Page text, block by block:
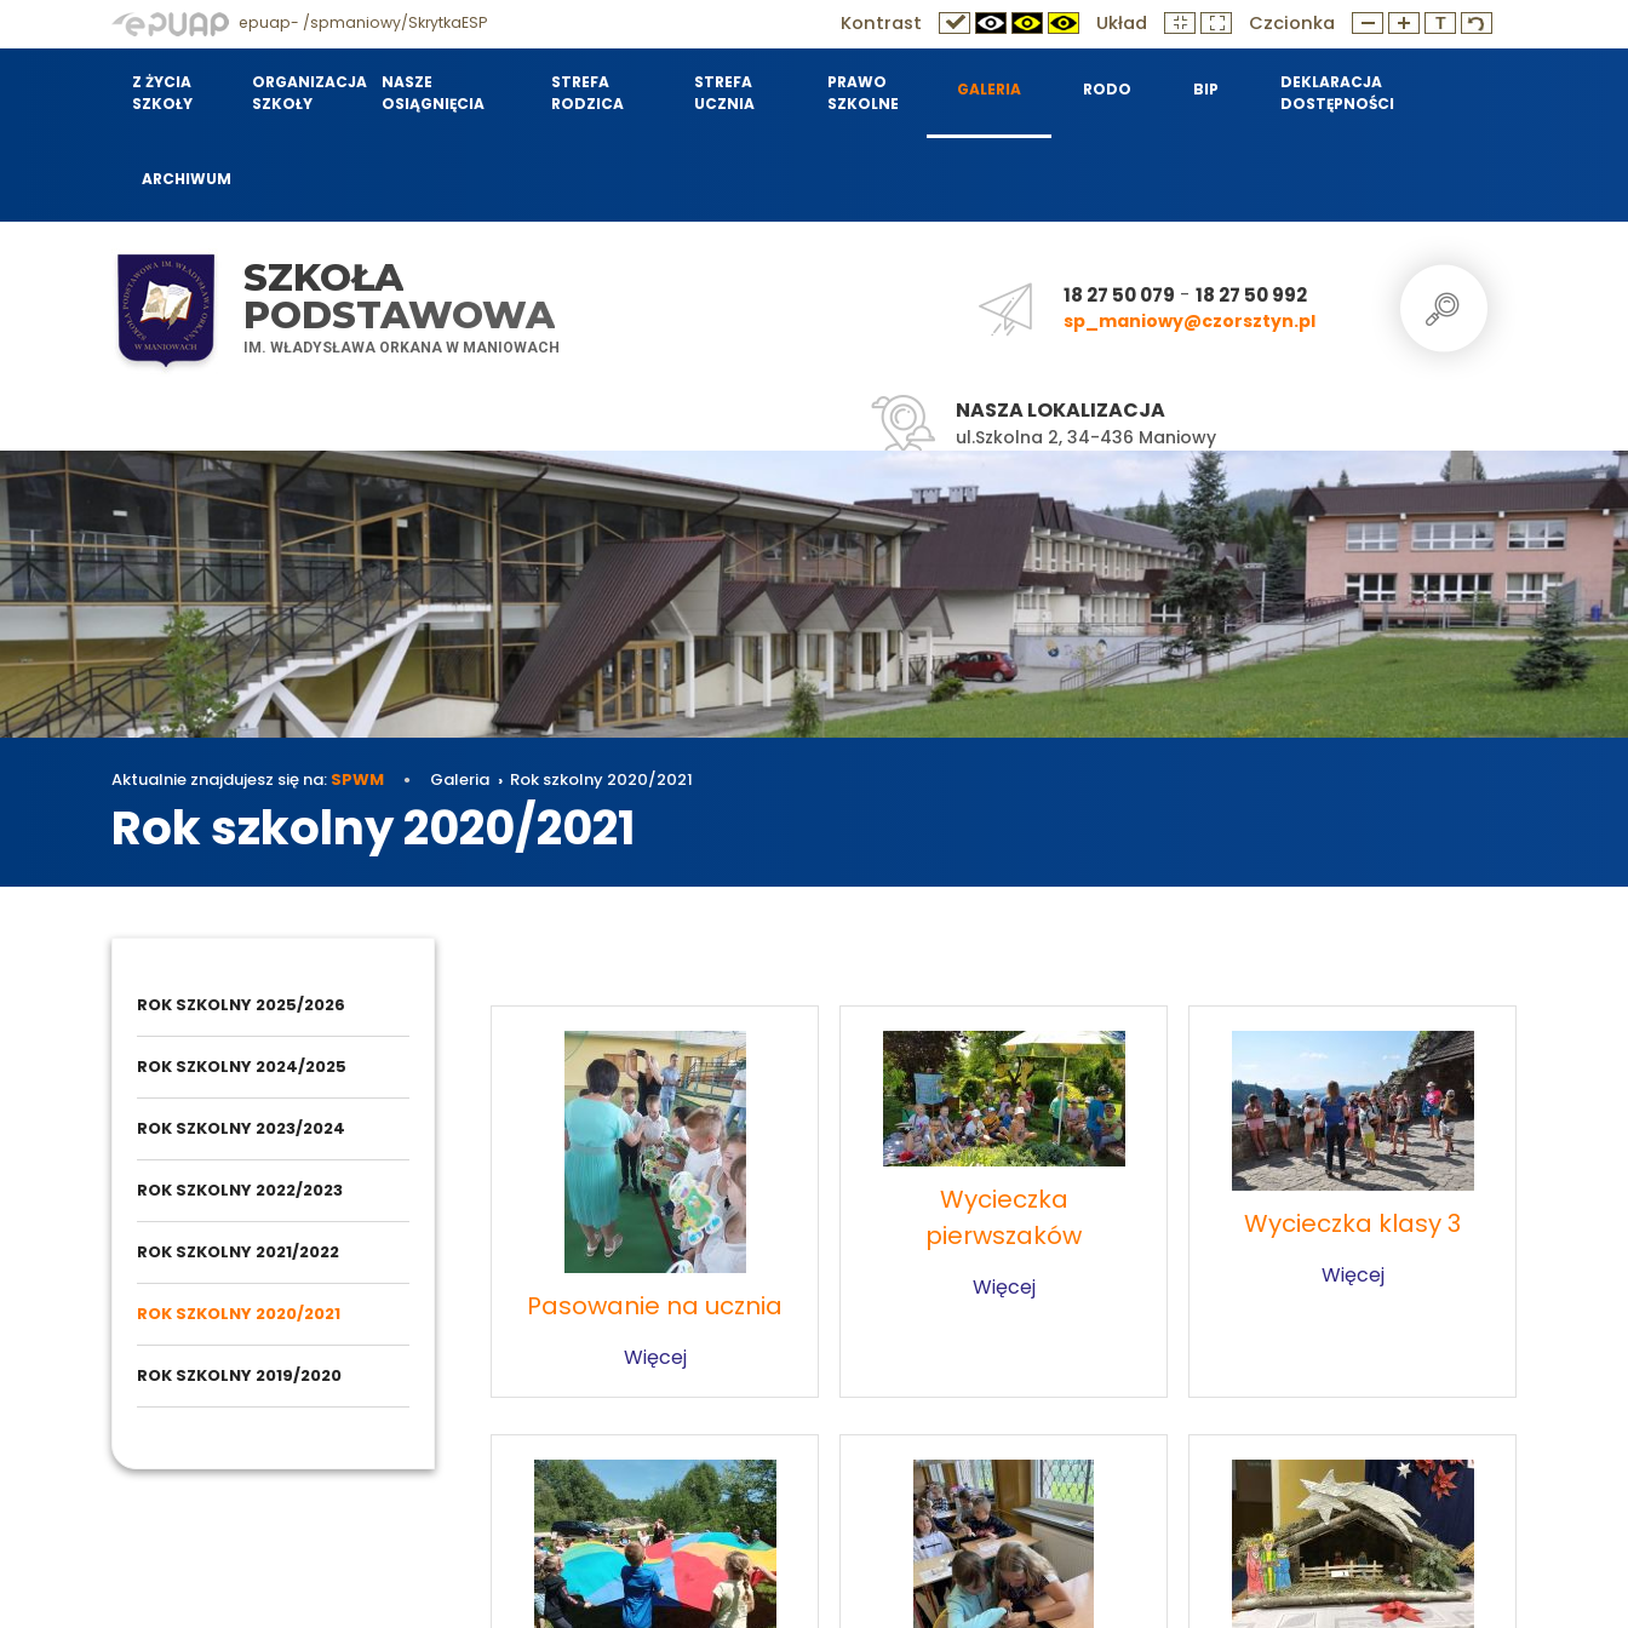
epuap- /spmaniowy/SkrytkaESP Kontrast Układ Czcionka
Z ŻYCIA
SZKOŁY
ORGANIZACJA
SZKOŁY
NASZE
OSIĄGNIĘCIA
STREFA
RODZICA
STREFA
UCZNIA
PRAWO
SZKOLNE
GALERIA RODO BIP
DEKLARACJA
DOSTĘPNOŚCI
ARCHIWUM
SZKOŁA
PODSTAWOWA
IM. WŁADYSŁAWA ORKANA W MANIOWACH
18 27 50 079 - 18 27 50 992
sp_maniowy@czorsztyn.pl
NASZA LOKALIZACJA
ul.Szkolna 2, 34-436 Maniowy
Aktualnie znajdujesz się na: SPWM Galeria Rok szkolny 2020/2021
Rok szkolny 2020/2021
ROK SZKOLNY 2025/2026
ROK SZKOLNY 2024/2025
ROK SZKOLNY 2023/2024
ROK SZKOLNY 2022/2023
ROK SZKOLNY 2021/2022
ROK SZKOLNY 2020/2021
ROK SZKOLNY 2019/2020
Pasowanie na ucznia
Więcej
Wycieczka
pierwszaków
Więcej
Wycieczka klasy 3
Więcej